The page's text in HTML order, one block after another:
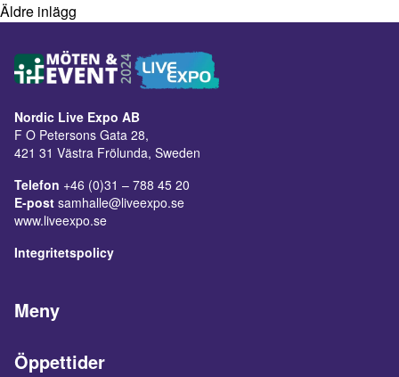
Äldre inlägg
Nordic Live Expo AB
F O Petersons Gata 28,
421 31 Västra Frölunda, Sweden
Telefon +46 (0)31 – 788 45 20
E-post samhalle@liveexpo.se
www.liveexpo.se
Integritetspolicy
Meny
Öppettider